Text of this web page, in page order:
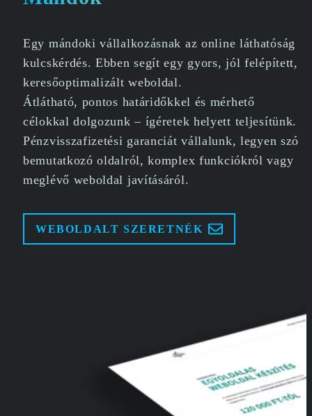
Egy mándoki vállalkozásnak az online láthatóság
kulcskérdés. Ebben segít egy gyors, jól felépített,
keresőoptimalizált weboldal.
Átlátható, pontos határidőkkel és mérhető
célokkal dolgozunk – ígéretek helyett teljesítünk.
Pénzvisszafizetési garanciát vállalunk, legyen szó
bemutatkozó oldalról, komplex funkciókról vagy
meglévő weboldal javításáról.
WEBOLDALT SZERETNÉK